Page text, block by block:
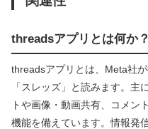
threadsアプリとは何か
threadsアプリとは、Meta社
「スレッズ」と読みます。主
トや画像・動画共有、コメン
機能を備えています。情報発